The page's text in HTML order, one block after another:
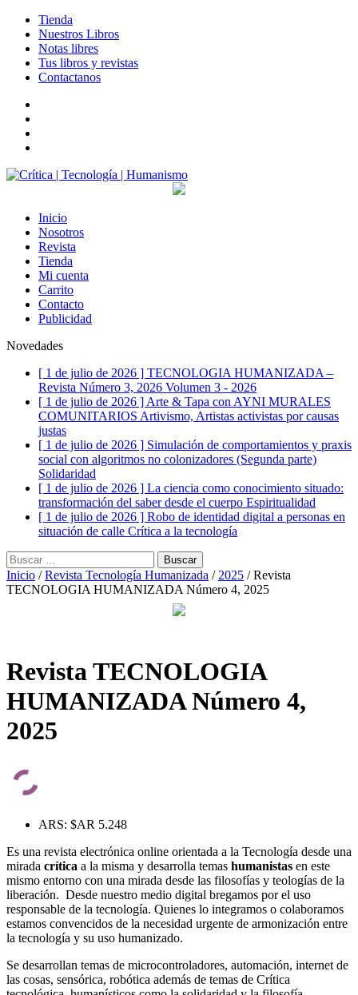
Tienda
Nuestros Libros
Notas libres
Tus libros y revistas
Contactanos
Inicio
Nosotros
Revista
Tienda
Mi cuenta
Carrito
Contacto
Publicidad
Novedades
[ 1 de julio de 2026 ] TECNOLOGIA HUMANIZADA –
Revista Número 3, 2026 Volumen 3 - 2026
[ 1 de julio de 2026 ] Arte & Tapa con AYNI MURALES
COMUNITARIOS Artivismo, Artistas activistas por causas
justas
[ 1 de julio de 2026 ] Simulación de comportamientos y praxis
social con algoritmos no colonizadores (Segunda parte)
Solidaridad
[ 1 de julio de 2026 ] La ciencia como conocimiento situado:
transformación del saber desde el cuerpo Espiritualidad
[ 1 de julio de 2026 ] Robo de identidad digital a personas en
situación de calle Crítica a la tecnología
Buscar:
Inicio /Revista Tecnología Humanizada / 2025 / Revista
TECNOLOGIA HUMANIZADA Número 4, 2025
Revista TECNOLOGIA
HUMANIZADA Número 4,
2025
ARS: $AR 5.248
Es una revista electrónica online orientada a la Tecnología desde una
mirada crítica a la misma y desarrolla temas humanistas en este
mismo entorno con una mirada desde las filosofías y teologías de la
liberación. Desde nuestro medio digital bregamos por el uso
responsable de la tecnología. Quienes lo integramos o colaboramos
estamos convencidos de la necesidad urgente de armonización entre
la tecnología y su uso humanizado.
Se desarrollan temas de microcontroladores, automación, internet de
las cosas, sensórica, robótica además de temas de Crítica